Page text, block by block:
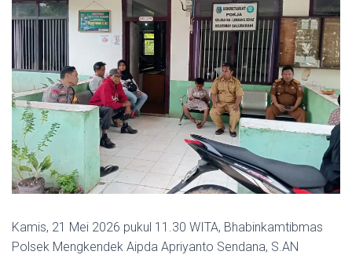
Kamis, 21 Mei 2026 pukul 11.30 WITA, Bhabinkamtibmas
Polsek Mengkendek Aipda Apriyanto Sendana, S.AN